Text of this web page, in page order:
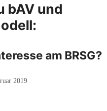
bAV und
am BRSG?
2019